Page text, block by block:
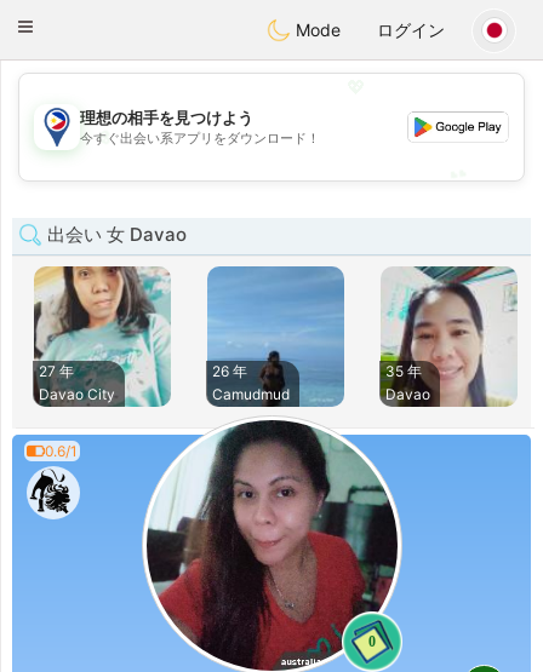
PhilippinesChat
Toggle
Mode ログイン
💖
💕
理想の相手を見つけよう
今すぐ出会い系アプリをダウンロード！
出会い 女 Davao
27 年
Davao City
26 年
Camudmud
35 年
Davao
0.6/1
0